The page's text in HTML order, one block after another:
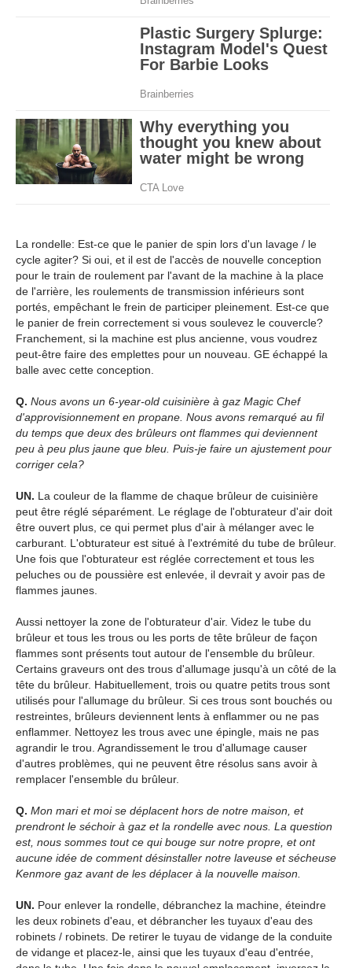
La rondelle: Est-ce que le panier de spin lors d'un lavage / le
cycle agiter? Si oui, et il est de l'accès de nouvelle conception
pour le train de roulement par l'avant de la machine à la place
de l'arrière, les roulements de transmission inférieurs sont
portés, empêchant le frein de participer pleinement. Est-ce que
le panier de frein correctement si vous soulevez le couvercle?
Franchement, si la machine est plus ancienne, vous voudrez
peut-être faire des emplettes pour un nouveau. GE échappé la
balle avec cette conception.
Q. Nous avons un 6-year-old cuisinière à gaz Magic Chef
d'approvisionnement en propane. Nous avons remarqué au fil
du temps que deux des brûleurs ont flammes qui deviennent
peu à peu plus jaune que bleu. Puis-je faire un ajustement pour
corriger cela?
UN. La couleur de la flamme de chaque brûleur de cuisinière
peut être réglé séparément. Le réglage de l'obturateur d'air doit
être ouvert plus, ce qui permet plus d'air à mélanger avec le
carburant. L'obturateur est situé à l'extrémité du tube de brûleur.
Une fois que l'obturateur est réglée correctement et tous les
peluches ou de poussière est enlevée, il devrait y avoir pas de
flammes jaunes.
Aussi nettoyer la zone de l'obturateur d'air. Videz le tube du
brûleur et tous les trous ou les ports de tête brûleur de façon
flammes sont présents tout autour de l'ensemble du brûleur.
Certains graveurs ont des trous d'allumage jusqu'à un côté de la
tête du brûleur. Habituellement, trois ou quatre petits trous sont
utilisés pour l'allumage du brûleur. Si ces trous sont bouchés ou
restreintes, brûleurs deviennent lents à enflammer ou ne pas
enflammer. Nettoyez les trous avec une épingle, mais ne pas
agrandir le trou. Agrandissement le trou d'allumage causer
d'autres problèmes, qui ne peuvent être résolus sans avoir à
remplacer l'ensemble du brûleur.
Q. Mon mari et moi se déplacent hors de notre maison, et
prendront le séchoir à gaz et la rondelle avec nous. La question
est, nous sommes tout ce qui bouge sur notre propre, et ont
aucune idée de comment désinstaller notre laveuse et sécheuse
Kenmore gaz avant de les déplacer à la nouvelle maison.
UN. Pour enlever la rondelle, débranchez la machine, éteindre
les deux robinets d'eau, et débrancher les tuyaux d'eau des
robinets / robinets. De retirer le tuyau de vidange de la conduite
de vidange et placez-le, ainsi que les tuyaux d'eau d'entrée,